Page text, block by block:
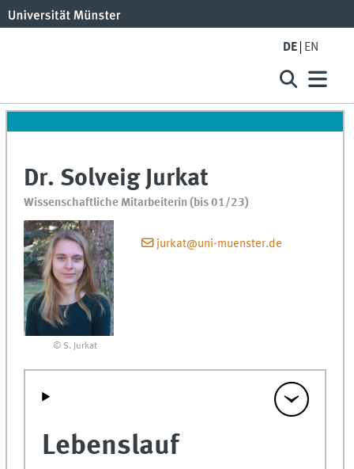
DE EN
Dr. Solveig Jurkat
Wissenschaftliche Mitarbeiterin (bis 01/23)
© S. Jurkat
jurkat@uni-muenster.de
Lebenslauf